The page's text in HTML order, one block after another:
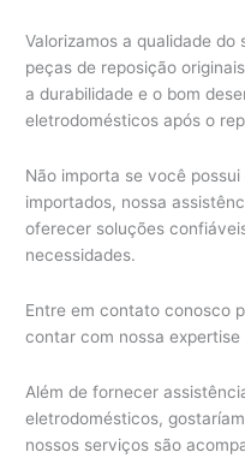
Valorizamos a qualidade
peças de reposição
a durabilidade e o bom
eletrodomésticos após o
Não importa se você
importados, nossa
oferecer soluções
necessidades.
Entre em contato conosco
contar com nossa
Além de fornecer
eletrodomésticos,
nossos serviços são